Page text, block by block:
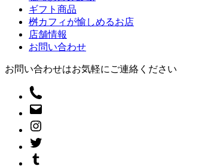
ギフト商品
桝カフィが愉しめるお店
店舗情報
お問い合わせ
お問い合わせはお気軽にご連絡ください